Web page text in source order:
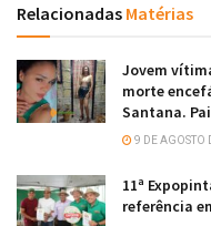
Relacionadas Matérias
Jovem
morte
Santana.
9 DE AGOSTO
11ª
referência